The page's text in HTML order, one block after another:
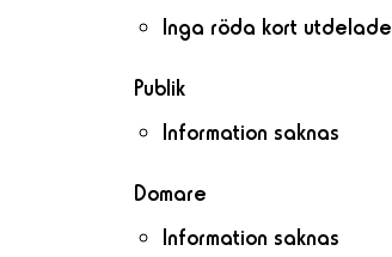
Inga röda kort utdelade
Publik
Information saknas
Domare
Information saknas